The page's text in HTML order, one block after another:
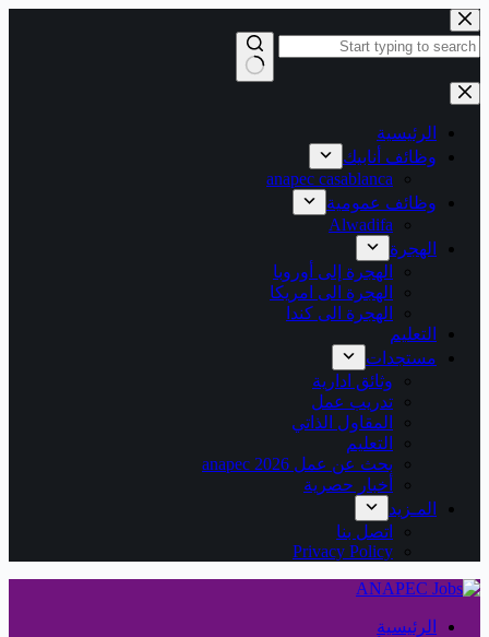
التجاوز
إلى
المحتوى
نتائج
الرئيسية
وظائف أنابيك
anapec casablanca
وظائف عمومية
Alwadifa
الهجرة
الهجرة إلى أوروبا
الهجرة الى امريكا
الهجرة الى كندا
التعليم
مستجدات
وثائق ادارية
تدريب عمل
المقاول الذاتي
التعليم
بحث عن عمل 2026 anapec
أخبار حصرية
المـزيد
اتصل بنا
Privacy Policy
الرئيسية